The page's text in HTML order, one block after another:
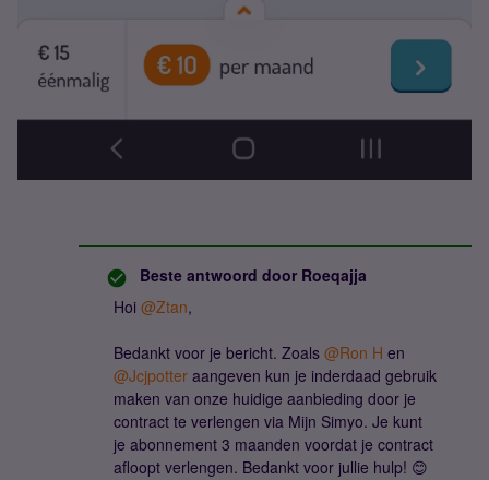
Beste antwoord door Roeqajja
Hoi @Ztan,
Bedankt voor je bericht. Zoals @Ron H en
@Jcjpotter aangeven kun je inderdaad gebruik
maken van onze huidige aanbieding door je
contract te verlengen via Mijn Simyo. Je kunt
je abonnement 3 maanden voordat je contract
afloopt verlengen. Bedankt voor jullie hulp! 😊